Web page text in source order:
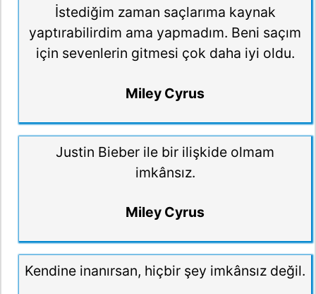
İstediğim zaman saçlarıma kaynak
yaptırabilirdim ama yapmadım. Beni saçım
için sevenlerin gitmesi çok daha iyi oldu.
Miley Cyrus
Justin Bieber ile bir ilişkide olmam
imkânsız.
Miley Cyrus
Kendine inanırsan, hiçbir şey imkânsız değil.